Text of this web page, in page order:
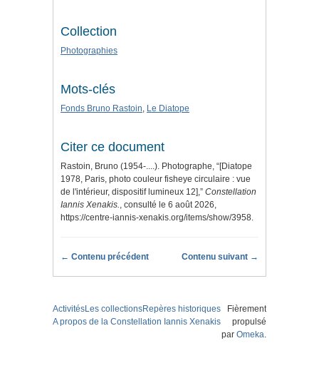
Collection
Photographies
Mots-clés
Fonds Bruno Rastoin, Le Diatope
Citer ce document
Rastoin, Bruno (1954-....). Photographe, “[Diatope
1978, Paris, photo couleur fisheye circulaire : vue
de l'intérieur, dispositif lumineux 12],” Constellation
Iannis Xenakis., consulté le 6 août 2026,
https://centre-iannis-xenakis.org/items/show/3958.
← Contenu précédent Contenu suivant →
ActivitésLes collectionsRepères historiques
A propos de la Constellation Iannis Xenakis
Fièrement
propulsé
par Omeka.